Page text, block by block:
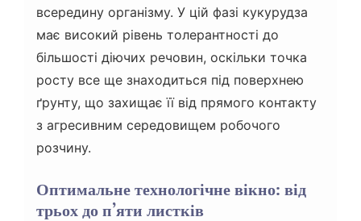
всередину організму. У цій фазі кукурудза
має високий рівень толерантності до
більшості діючих речовин, оскільки точка
росту все ще знаходиться під поверхнею
ґрунту, що захищає її від прямого контакту
з агресивним середовищем робочого
розчину.
Оптимальне технологічне вікно: від
трьох до п’яти листків